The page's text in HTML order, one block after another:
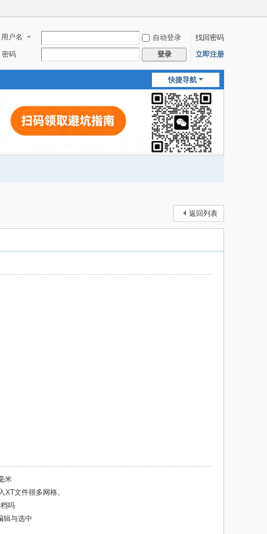
用户名 自动登录
找回密码
密码
登录 立即注册
快捷导航
返回列表
米
文件很多网格。
吗
辑与选中